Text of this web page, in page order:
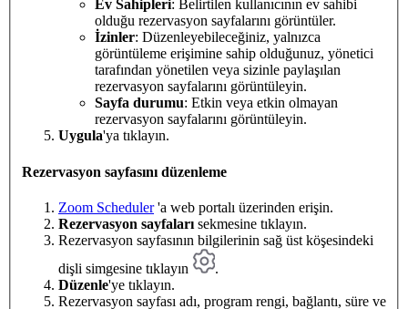
Ev Sahipleri: Belirtilen kullanıcının ev sahibi
olduğu rezervasyon sayfalarını görüntüler.
İzinler: Düzenleyebileceğiniz, yalnızca
görüntüleme erişimine sahip olduğunuz, yönetici
tarafından yönetilen veya sizinle paylaşılan
rezervasyon sayfalarını görüntüleyin.
Sayfa durumu: Etkin veya etkin olmayan
rezervasyon sayfalarını görüntüleyin.
Uygula'ya tıklayın.
Rezervasyon sayfasını düzenleme
Zoom Scheduler'a web portalı üzerinden erişin.
Rezervasyon sayfaları sekmesine tıklayın.
Rezervasyon sayfasının bilgilerinin sağ üst köşesindeki
dişli simgesine tıklayın
.
Düzenle'ye tıklayın.
Rezervasyon sayfası adı, program rengi, bağlantı, süre ve